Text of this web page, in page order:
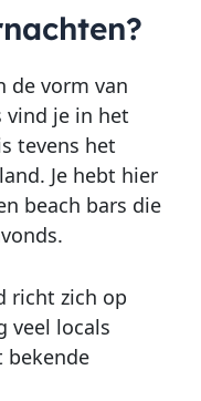
de vorm van
vind je in het
tevens het
Je hebt hier
beach bars die
richt zich op
veel locals
bekende